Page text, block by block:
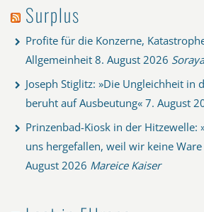
Surplus
Profite für die Konzerne,
Allgemeinheit 8. August 2026
Joseph Stiglitz: »Die Ungleichheit in
beruht auf Ausbeutung« 7. August
Prinzenbad-Kiosk in der Hitzewelle:
uns hergefallen, weil wir keine
August 2026 Mareice Kaiser